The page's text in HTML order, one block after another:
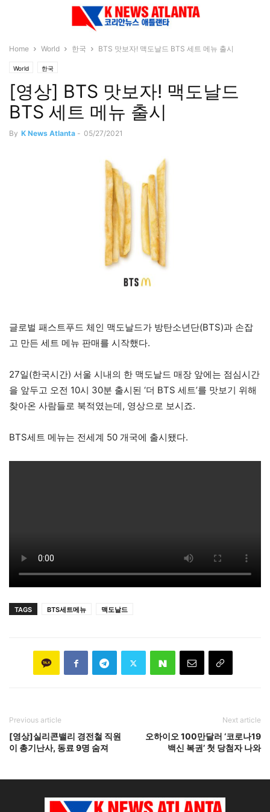
Home World 한국 BTS 맛보자! 맥도날드 BTS 세트 메뉴 출시
World 한국
[영상] BTS 맛보자! 맥도날드
BTS 세트 메뉴 출시
By K News Atlanta - 05/27/2021
글로벌 패스트푸드 체인 맥도날드가 방탄소년단(BTS)과 손잡
고 만든 세트 메뉴 판매를 시작했다.
27일(한국시간) 서울 시내의 한 맥도날드 매장 앞에는 점심시간
을 앞두고 오전 10시 30분 출시된 ‘더 BTS 세트’를 맛보기 위해
찾아온 사람들로 북적였는데, 영상으로 보시죠.
BTS세트 메뉴는 전세계 50 개국에 출시됐다.
TAGS BTS세트메뉴 맥도날드
Previous article
[영상]실리콘밸리 경전철 직원
이 총기난사, 동료 9명 숨져
Next article
오하이오 100만달러 ‘코로나19
백신 복권’ 첫 당첨자 나와